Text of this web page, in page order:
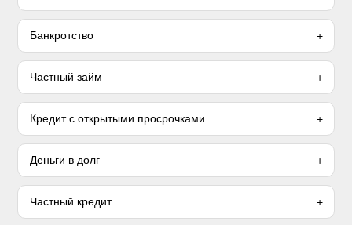
Банкротство
Частный займ
Кредит с открытыми просрочками
Деньги в долг
Частный кредит